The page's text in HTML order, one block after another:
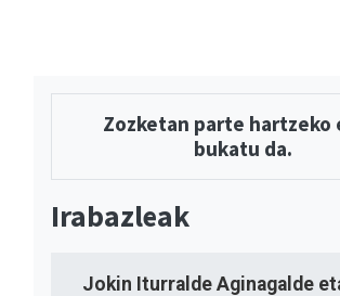
Zozketan parte hartzeko
bukatu da.
Irabazleak
Jokin Iturralde Aginagalde